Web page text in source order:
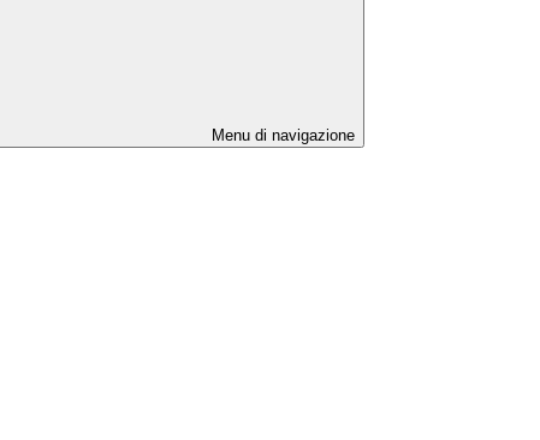
Menu di navigazione